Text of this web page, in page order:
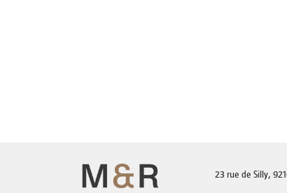
23 rue de Silly,